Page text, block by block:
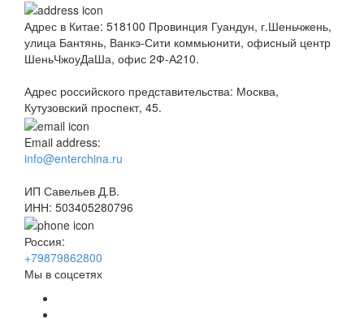
Адрес в Китае: 518100 Провинция Гуандун, г.Шеньчжень,
улица Бантянь, Ванкэ-Сити коммьюнити, офисный центр
ШеньЧжоуДаШа, офис 2Ф-А210.
Адрес российского представительства: Москва,
Кутузовский проспект, 45.
Email address:
info@enterchina.ru
ИП Савельев Д.В.
ИНН: 503405280796
Россия:
+79879862800
Мы в соцсетях